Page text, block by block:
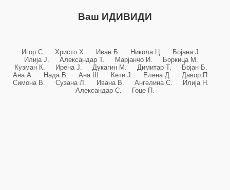
Ваш ИДИВИДИ
Игор С. Христо Х. Иван Б. Никола Ц. Бојана Ј.
Илија Ј. Александар Т. Марјанчо И. Боркица М.
Кузман К. Ирена Ј. Дукагин М. Димитар Т. Бојан Б.
Ана А. Нада В. Ана Ш. Кети Ј. Елена Д. Давор П.
Симона В. Сузана Л. Ивана В. Ангелина С. Илија Н.
Александар С. Гоце П.